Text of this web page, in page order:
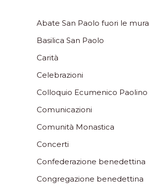
Abate San Paolo fuori le mura
Basilica San Paolo
Carità
Celebrazioni
Colloquio Ecumenico Paolino
Comunicazioni
Comunità Monastica
Concerti
Confederazione benedettina
Congregazione benedettina